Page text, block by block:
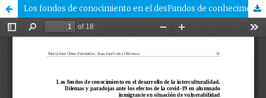
Los fondos de conocimiento en el desFundos de conhecimento para o desenvolvimento da interculturalidade. Dilemas y paradojas ante los efectos de la covid-19 en alumnado inmigrante en situación de vulnerabilidad